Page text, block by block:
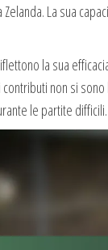
Zelanda. La sua
la sua
contributi non si
le partite difficili.